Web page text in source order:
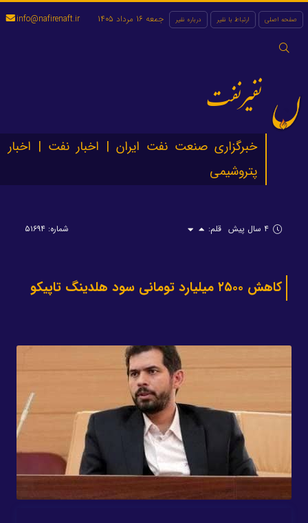
صفحه اصلی ارتباط با نفیر درباره نفیر
جستجو
جمعه 16 مرداد 1405 info@nafirenaft.ir
نفیرنفت
خبرگزاری صنعت نفت ایران | اخبار نفت | اخبار
پتروشیمی
۴ سال پیش قلم: شماره: ۵۱۶۹۴
کاهش ۲۵۰۰ میلیارد تومانی سود هلدینگ تاپیکو